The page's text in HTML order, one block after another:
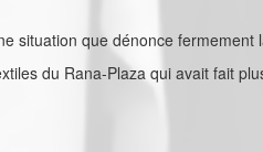
situation que dénonce fermement
du Rana-Plaza qui avait fait